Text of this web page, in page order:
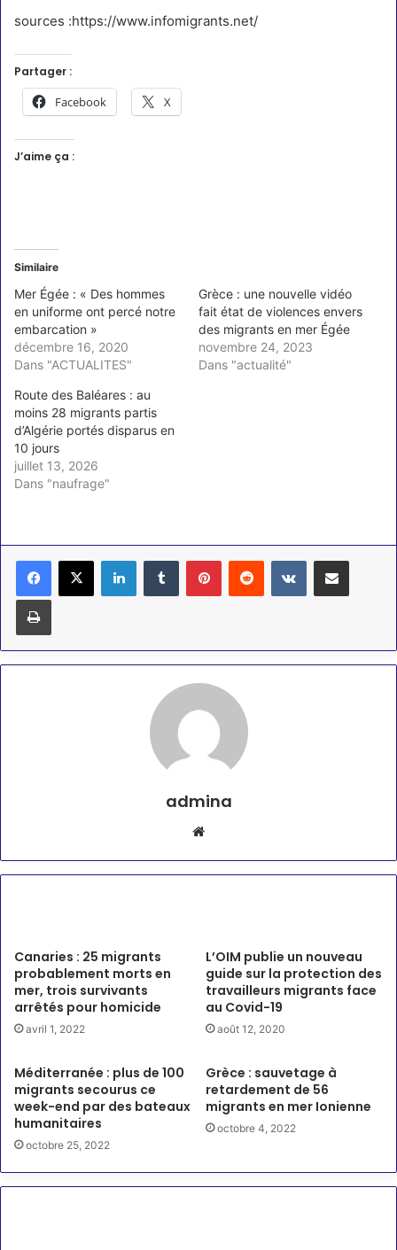
sources :https://www.infomigrants.net/
Partager :
Facebook X
J’aime ça :
Similaire
Mer Égée : « Des hommes
en uniforme ont percé notre
embarcation »
décembre 16, 2020
Dans "ACTUALITES"
Grèce : une nouvelle vidéo
fait état de violences envers
des migrants en mer Égée
novembre 24, 2023
Dans "actualité"
Route des Baléares : au
moins 28 migrants partis
d’Algérie portés disparus en
10 jours
juillet 13, 2026
Dans "naufrage"
LinkedinTumblr PinterestReddit VKontaktePartager par email
Imprimer
admina
Canaries : 25 migrants
probablement morts en
mer, trois survivants
arrêtés pour homicide
avril 1, 2022
L’OIM publie un nouveau
guide sur la protection des
travailleurs migrants face
au Covid-19
août 12, 2020
Méditerranée : plus de 100
migrants secourus ce
week-end par des bateaux
humanitaires
octobre 25, 2022
Grèce : sauvetage à
retardement de 56
migrants en mer Ionienne
octobre 4, 2022